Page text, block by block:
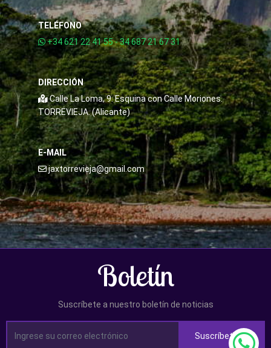
TELÉFONO
+34 621 22 41 55 - 34 687 21 67 31
DIRECCIÓN
Calle La Loma, 9. Esquina con Calle Moriones.
TORREVIEJA. (Alicante)
E-MAIL
jaxtorrevieja@gmail.com
Boletín
Suscríbete a nuestro boletín de noticias
Suscríbete